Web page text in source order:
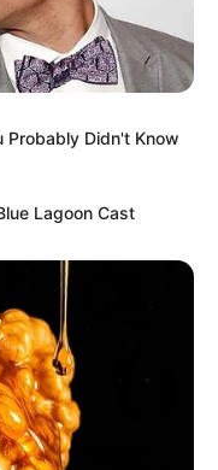
Probably Didn't Know
Lagoon Cast